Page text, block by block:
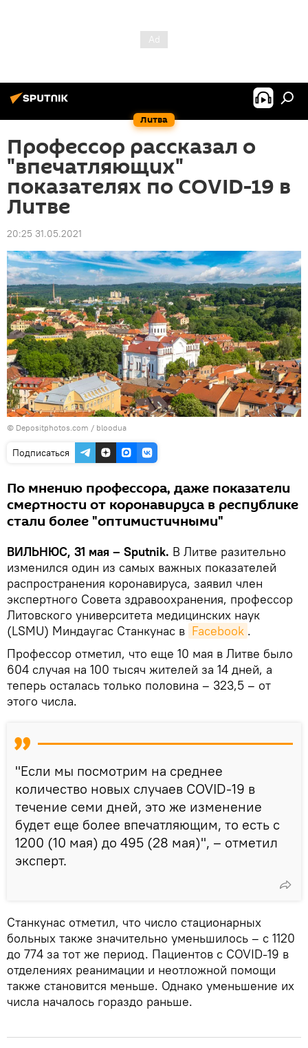
Литва
Профессор рассказал о
"впечатляющих"
показателях по COVID-19 в
Литве
20:25 31.05.2021
© Depositphotos.com / bloodua
Подписаться
По мнению профессора, даже показатели
смертности от коронавируса в республике
стали более "оптимистичными"
ВИЛЬНЮС, 31 мая – Sputnik. В Литве разительно
изменился один из самых важных показателей
распространения коронавируса, заявил член
экспертного Совета здравоохранения, профессор
Литовского университета медицинских наук
(LSMU) Миндаугас Станкунас в Facebook .
Профессор отметил, что еще 10 мая в Литве было
604 случая на 100 тысяч жителей за 14 дней, а
теперь осталась только половина – 323,5 – от
этого числа.
"Если мы посмотрим на среднее
количество новых случаев COVID-19 в
течение семи дней, это же изменение
будет еще более впечатляющим, то есть с
1200 (10 мая) до 495 (28 мая)", – отметил
эксперт.
Станкунас отметил, что число стационарных
больных также значительно уменьшилось – с 1120
до 774 за тот же период. Пациентов с COVID-19 в
отделениях реанимации и неотложной помощи
также становится меньше. Однако уменьшение их
числа началось гораздо раньше.